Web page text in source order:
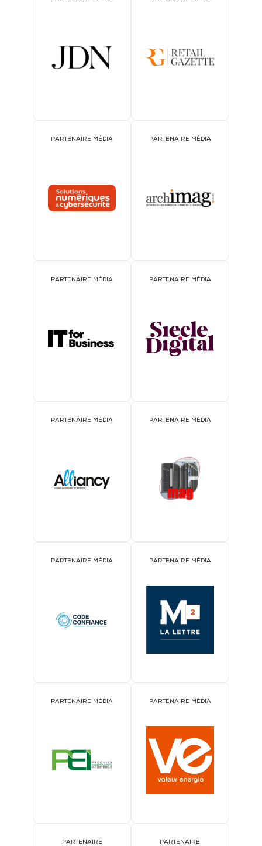
PARTENAIRE MÉDIA PARTENAIRE MÉDIA
PARTENAIRE MÉDIA PARTENAIRE MÉDIA
PARTENAIRE MÉDIA PARTENAIRE MÉDIA
PARTENAIRE MÉDIA PARTENAIRE MÉDIA
PARTENAIRE MÉDIA PARTENAIRE MÉDIA
PARTENAIRE
PARTENAIRE